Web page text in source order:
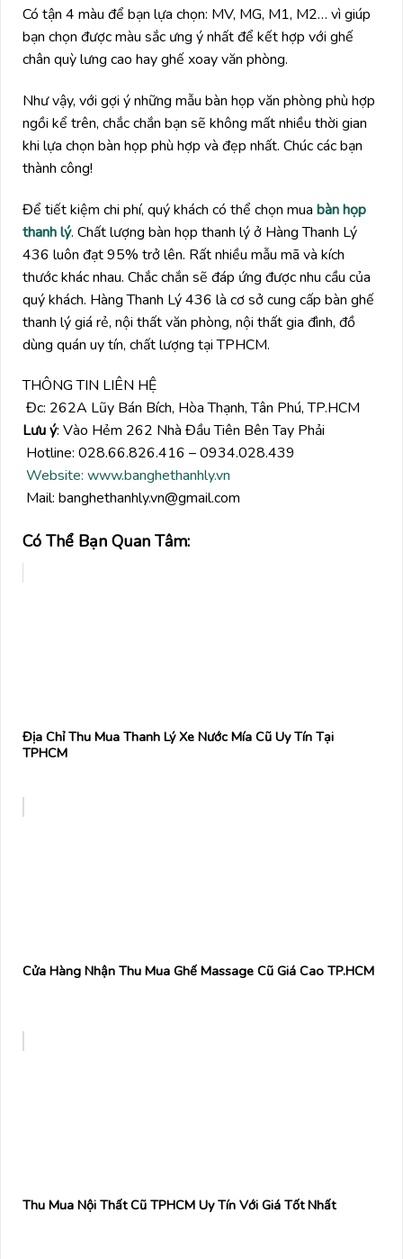
Có tận 4 màu để bạn lựa chọn: MV, MG, M1, M2… vì giúp
bạn chọn được màu sắc ưng ý nhất để kết hợp với ghế
chân quỳ lưng cao hay ghế xoay văn phòng.
Như vậy, với gợi ý những mẫu bàn họp văn phòng phù hợp
ngồi kể trên, chắc chắn bạn sẽ không mất nhiều thời gian
khi lựa chọn bàn họp phù hợp và đẹp nhất. Chúc các bạn
thành công!
Để tiết kiệm chi phí, quý khách có thể chọn mua bàn họp
thanh lý. Chất lượng bàn họp thanh lý ở Hàng Thanh Lý
436 luôn đạt 95% trở lên. Rất nhiều mẫu mã và kích
thước khác nhau. Chắc chắn sẽ đáp ứng được nhu cầu của
quý khách. Hàng Thanh Lý 436 là cơ sở cung cấp bàn ghế
thanh lý giá rẻ, nội thất văn phòng, nội thất gia đình, đồ
dùng quán uy tín, chất lượng tại TPHCM.
THÔNG TIN LIÊN HỆ
Đc: 262A Lũy Bán Bích, Hòa Thạnh, Tân Phú, TP.HCM
Lưu ý: Vào Hẻm 262 Nhà Đầu Tiên Bên Tay Phải
Hotline: 028.66.826.416 – 0934.028.439
Website: www.banghethanhly.vn
Mail: banghethanhly.vn@gmail.com
Có Thể Bạn Quan Tâm:
Địa Chỉ Thu Mua Thanh Lý Xe Nước Mía Cũ Uy Tín Tại
TPHCM
Cửa Hàng Nhận Thu Mua Ghế Massage Cũ Giá Cao TP.HCM
Thu Mua Nội Thất Cũ TPHCM Uy Tín Với Giá Tốt Nhất